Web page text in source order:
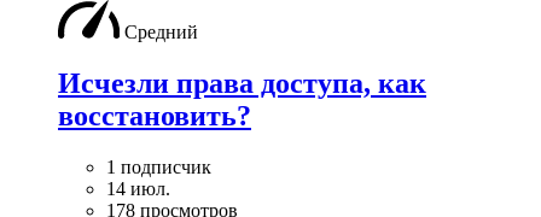
Средний
Исчезли права доступа, как
восстановить?
1 подписчик
14 июл.
178 просмотров